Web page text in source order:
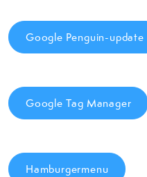
Google Penguin-update
Google Tag Manager
Hamburgermenu